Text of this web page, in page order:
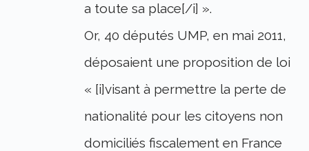
a toute sa place[/i] ».
Or, 40 députés UMP, en mai 2011,
déposaient une proposition de loi
« [i]visant à permettre la perte de
nationalité pour les citoyens non
domiciliés fiscalement en France